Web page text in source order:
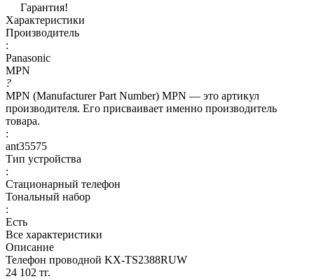
Гарантия!
Характеристики
Производитель
:
Panasonic
MPN
?
MPN (Manufacturer Part Number) MPN — это артикул
производителя. Его присваивает именно производитель
товара.
:
ant35575
Тип устройства
:
Стационарный телефон
Тональный набор
:
Есть
Все характеристики
Описание
Телефон проводной KX-TS2388RUW
24 102 тг.